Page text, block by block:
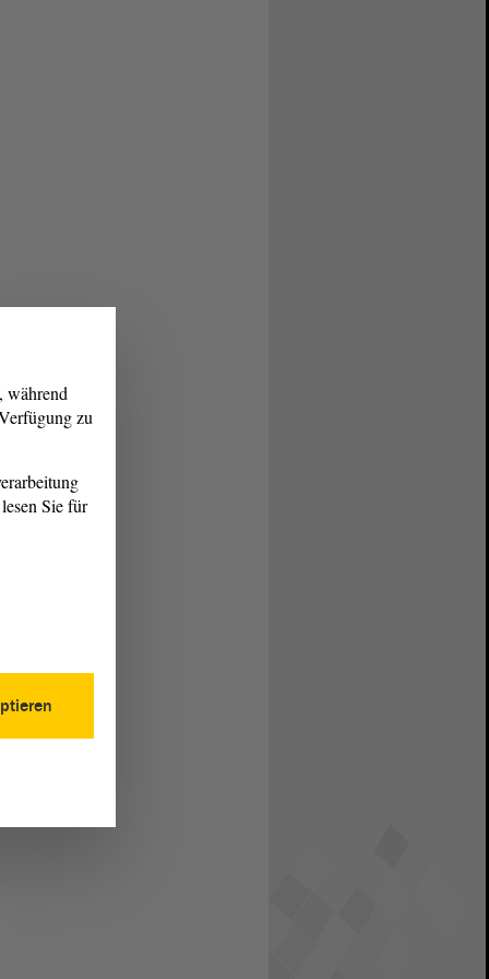
während
zu
Sie für